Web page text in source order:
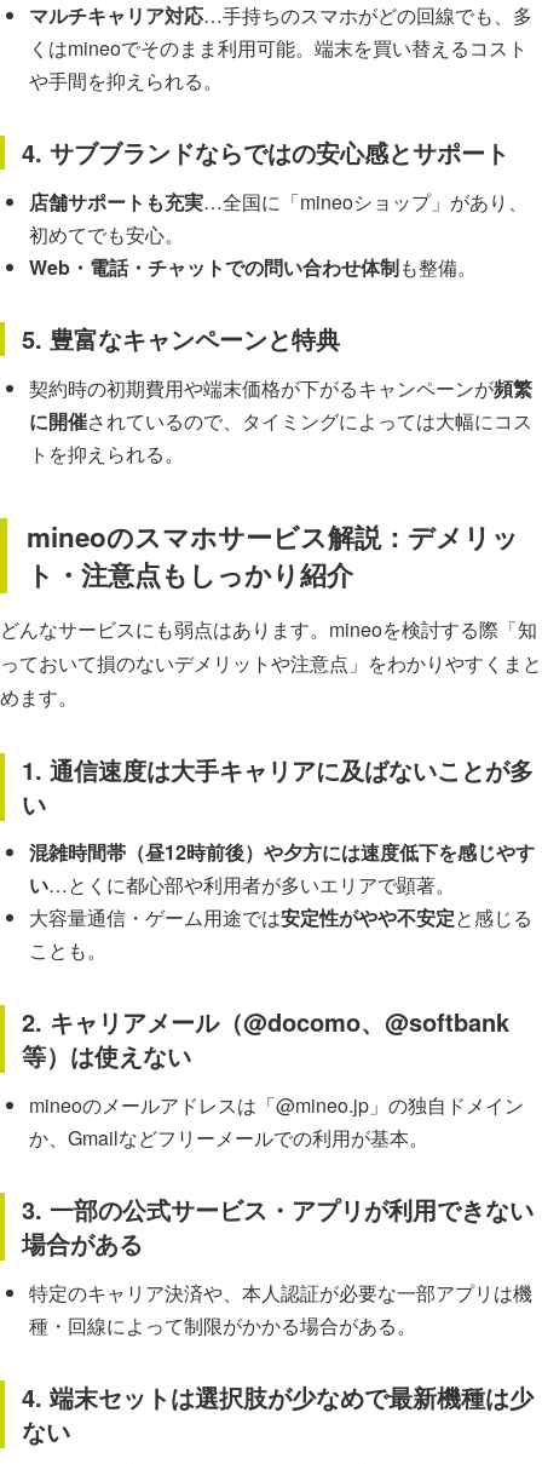
マルチキャリア対応…手持ちのスマホがどの回線でも、多
くはmineoでそのまま利用可能。端末を買い替えるコスト
や手間を抑えられる。
4. サブブランドならではの安心感とサポート
店舗サポートも充実…全国に「mineoショップ」があり、
初めてでも安心。
Web・電話・チャットでの問い合わせ体制も整備。
5. 豊富なキャンペーンと特典
契約時の初期費用や端末価格が下がるキャンペーンが頻繁
に開催されているので、タイミングによっては大幅にコス
トを抑えられる。
mineoのスマホサービス解説：デメリッ
ト・注意点もしっかり紹介
どんなサービスにも弱点はあります。mineoを検討する際「知
っておいて損のないデメリットや注意点」をわかりやすくまと
めます。
1. 通信速度は大手キャリアに及ばないことが多
い
混雑時間帯（昼12時前後）や夕方には速度低下を感じやす
い…とくに都心部や利用者が多いエリアで顕著。
大容量通信・ゲーム用途では安定性がやや不安定と感じる
ことも。
2. キャリアメール（@docomo、@softbank
等）は使えない
mineoのメールアドレスは「@mineo.jp」の独自ドメイン
か、Gmailなどフリーメールでの利用が基本。
3. 一部の公式サービス・アプリが利用できない
場合がある
特定のキャリア決済や、本人認証が必要な一部アプリは機
種・回線によって制限がかかる場合がある。
4. 端末セットは選択肢が少なめで最新機種は少
ない